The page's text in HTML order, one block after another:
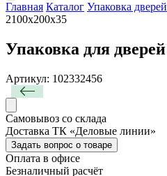
Главная Каталог Упаковка дверей
2100x200x35
Упаковка для
Артикул: 102332456
Самовывоз со склада
Доставка ТК «Деловые линии»
Задать вопрос о товаре
Оплата в офисе
Безналичный расчёт